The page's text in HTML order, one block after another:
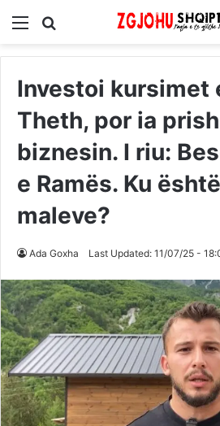
Menu
Investoi kursimet
Theth, por ia
biznesin. I riu:
e Ramës. Ku
maleve?
Ada Goxha Last Updated: 11/07/25 -